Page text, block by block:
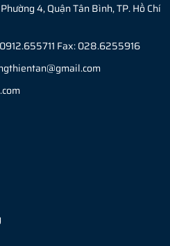
4, Quận Tân Bình, TP. Hồ Chí
Fax: 028.6255916